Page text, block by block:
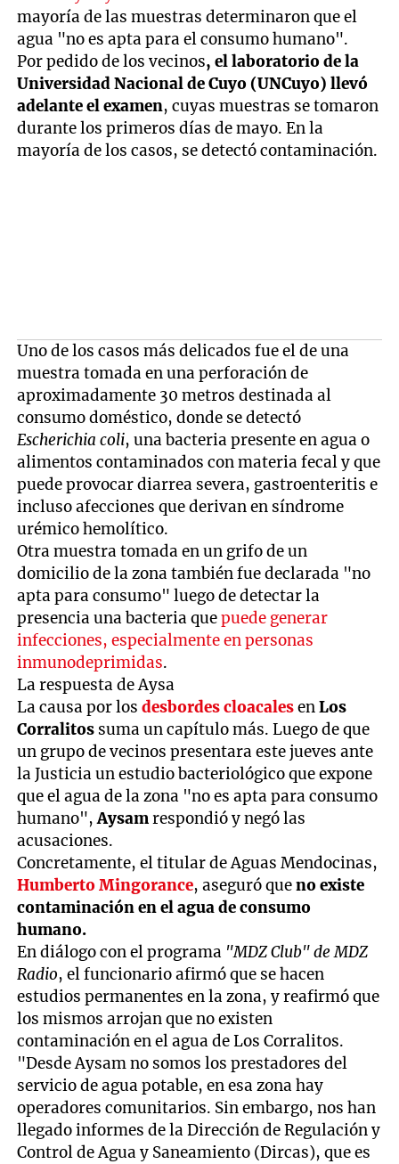
mayoría de las muestras determinaron que el
agua "no es apta para el consumo humano".
Por pedido de los vecinos, el laboratorio de la
Universidad Nacional de Cuyo (UNCuyo) llevó
adelante el examen, cuyas muestras se tomaron
durante los primeros días de mayo. En la
mayoría de los casos, se detectó contaminación.
Uno de los casos más delicados fue el de una
muestra tomada en una perforación de
aproximadamente 30 metros destinada al
consumo doméstico, donde se detectó
Escherichia coli, una bacteria presente en agua o
alimentos contaminados con materia fecal y que
puede provocar diarrea severa, gastroenteritis e
incluso afecciones que derivan en síndrome
urémico hemolítico.
Otra muestra tomada en un grifo de un
domicilio de la zona también fue declarada "no
apta para consumo" luego de detectar la
presencia una bacteria quepuede generar
infecciones, especialmente en personas
inmunodeprimidas.
La respuesta de Aysa
La causa por los desbordes cloacalesenLos
Corralitos suma un capítulo más. Luego de que
un grupo de vecinos presentara este jueves ante
la Justicia un estudio bacteriológico que expone
que el agua de la zona "no es apta para consumo
humano",Aysamrespondió y negó las
acusaciones.
Concretamente, el titular de Aguas Mendocinas,
Humberto Mingorance, aseguró queno existe
contaminación en el agua de consumo
humano.
En diálogo con el programa "MDZ Club" de MDZ
Radio, el funcionario afirmó que se hacen
estudios permanentes en la zona, y reafirmó que
los mismos arrojan que no existen
contaminación en el agua de Los Corralitos.
"Desde Aysam no somos los prestadores del
servicio de agua potable, en esa zona hay
operadores comunitarios. Sin embargo, nos han
llegado informes de la Dirección de Regulación y
Control de Agua y Saneamiento (Dircas), que es